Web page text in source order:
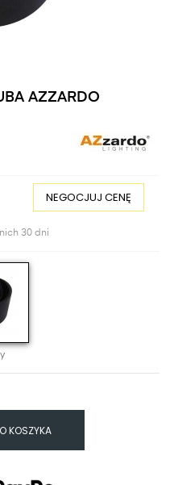
AZZARDO
NEGOCJUJ CENĘ
30 dni
KOSZYKA